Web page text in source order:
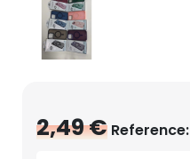
2,49 € Reference: